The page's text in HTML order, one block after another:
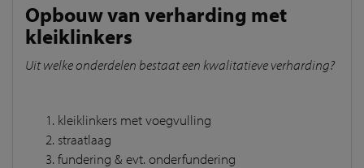
Opbouw van verharding met
kleiklinkers
Uit welke onderdelen bestaat een kwalitatieve verharding?
kleiklinkers met voegvulling
straatlaag
fundering & evt. onderfundering